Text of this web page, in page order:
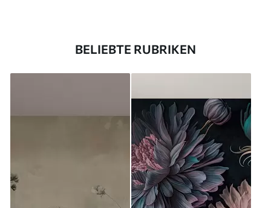
BELIEBTE RUBRIKEN